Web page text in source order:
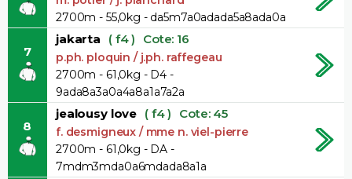
2700m - 55,0kg - da5m7a0adada5a8ada0a
7
jakarta ( f4 ) Cote: 16
p.ph. ploquin / j.ph. raffegeau
2700m - 61,0kg - D4 -
9ada8a3a0a4a8a1a7a2a
8
jealousy love ( f4 ) Cote: 45
f. desmigneux / mme n. viel-pierre
2700m - 61,0kg - DA -
7mdm3mda0a6mdada8a1a